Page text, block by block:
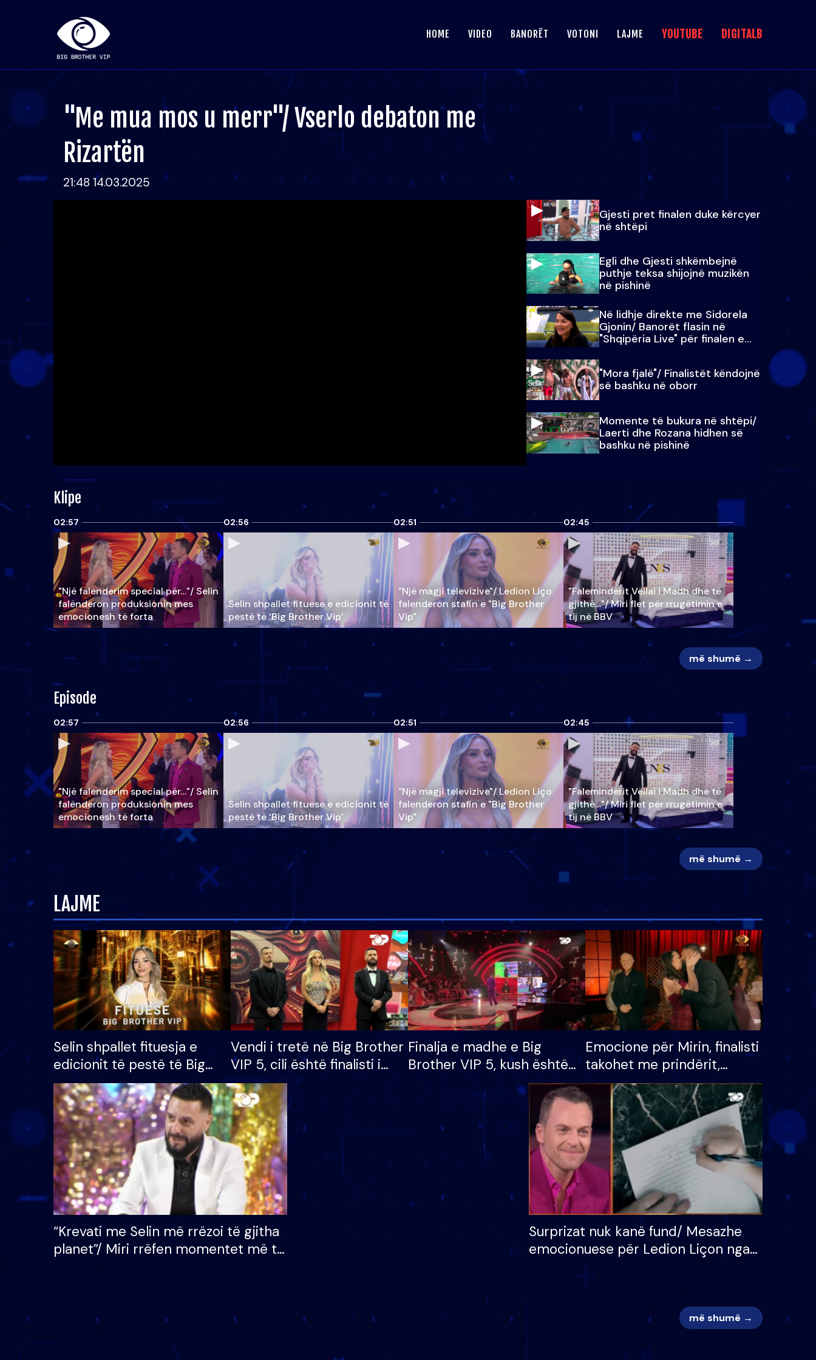
HOME VIDEO BANORËT VOTONI LAJME YOUTUBE DIGITALB
"Me mua mos u merr"/ Vserlo debaton me
Rizartën
21:48 14.03.2025
Gjesti pret finalen duke kërcyer
në shtëpi
Egli dhe Gjesti shkëmbejnë
puthje teksa shijojnë muzikën
në pishinë
Në lidhje direkte me Sidorela
Gjonin/ Banorët flasin në
"Shqipëria Live" për finalen e
madhe
"Mora fjalë"/ Finalistët këndojnë
së bashku në oborr
Momente të bukura në shtëpi/
Laerti dhe Rozana hidhen së
bashku në pishinë
Klipe
02:57
"Një falenderim special për…"/ Selin
falënderon produksionin mes
emocionesh të forta
02:56
Selin shpallet fituese e edicionit të
pestë të ‘Big Brother Vip’
02:51
"Një magji televizive"/ Ledion Liço
falenderon stafin e "Big Brother
Vip"
02:45
"Faleminderit Vëllai i Madh dhe të
gjithë…"/ Miri flet për rrugëtimin e
tij në BBV
më shumë →
Episode
02:57
"Një falenderim special për…"/ Selin
falënderon produksionin mes
emocionesh të forta
02:56
Selin shpallet fituese e edicionit të
pestë të ‘Big Brother Vip’
02:51
"Një magji televizive"/ Ledion Liço
falenderon stafin e "Big Brother
Vip"
02:45
"Faleminderit Vëllai i Madh dhe të
gjithë…"/ Miri flet për rrugëtimin e
tij në BBV
më shumë →
LAJME
Selin shpallet fituesja e
edicionit të pestë të Big
Brother VIP, rrëmben
çmimin e madh prej 100
mijë eurosh
Vendi i tretë në Big Brother
VIP 5, cili është finalisti i
radhës që lë shtëpinë
Finalja e madhe e Big
Brother VIP 5, kush është
banori i parë që lë shtëpinë
dhe humb mundësinë për
të fituar çmimin e madh
Emocione për Mirin, finalisti
takohet me prindërit,
vajzën dhe bashkëshorten:
S’kemi ndonjë letër divorci
apo jo?
“Krevati me Selin më rrëzoi të gjitha
planet”/ Miri rrëfen momentet më të
mungojë zilja e mëngjesit kur…
Surprizat nuk kanë fund/ Mesazhe
emocionuese për Ledion Liçon nga
më shumë →